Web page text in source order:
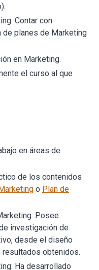
Contar con
de planes de Marketing
en Marketing.
el curso al que
en áreas de
de los contenidos
o Plan de
Posee
investigación de
desde el diseño
obtenidos.
Ha desarrollado